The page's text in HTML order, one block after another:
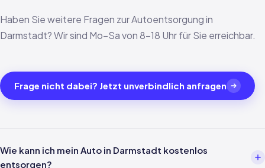
Haben Sie weitere Fragen zur Autoentsorgung in
Darmstadt? Wir sind Mo–Sa von 8–18 Uhr für Sie erreichbar.
Frage nicht dabei? Jetzt unverbindlich anfragen
Wie kann ich mein Auto in Darmstadt kostenlos
entsorgen?